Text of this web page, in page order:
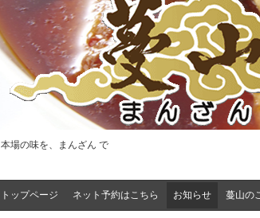
本場の味を、まんざん で
トップページ ネット予約はこちら お知らせ 蔓山の